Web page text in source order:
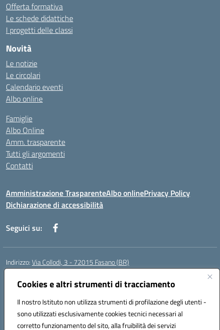
Cookies e altri strumenti di tracciamento
Il nostro Istituto non utilizza strumenti di profilazione degli utenti -
sono utilizzati esclusivamente cookies tecnici necessari al
corretto funzionamento del sito, alla fruibilità dei servizi
Offerta formativa
Le schede didattiche
I progetti delle classi
Novità
Le notizie
Le circolari
Calendario eventi
Albo online
Famiglie
Albo Online
Amm. trasparente
Tutti gli argomenti
Contatti
Amministrazione TrasparenteAlbo onlinePrivacy Policy
Dichiarazione di accessibilità
Seguici su:
Indirizzo:Via Collodi, 3 - 72015 Fasano (BR)
Centralino:
Posta elettronica certificata (PEC):bric839004@pec.istruzione.it
Codice fiscale: 90059320748
Codice meccanografico:BRIC839004
Codice Indice delle Pubbliche Amministrazioni (IPA): istsc_bree02200r